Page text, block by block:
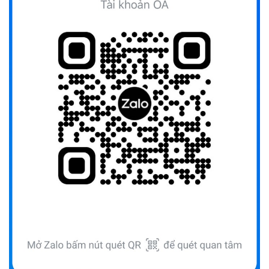
UBND TỈNH ĐẮK LẮK KHUYẾN CÁO NGƯỜI DÂN TĂNG
CƯỜNG PHÒNG, CHỐNG BỆNH TẢ
(09/10/2025)
Bộ Quốc phòng công bố thủ tục hành chính đủ điều kiện
tái cấu trúc thực hiện toàn trình, một phần trên môi trường
(09/10/2025)
Bộ Chính trị, Ban Bí thư kết luận về phân cấp, phân quyền
trong vận hành chính quyền địa phương 2 cấp
sự (sửa đổi) và Luật Tổ chức cơ quan điều tra (sửa đổi)